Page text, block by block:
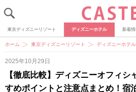
東京ディズニーリゾート ディズニーホテル 新着情
ホーム 東京ディズニーリゾート ディズニーホテル
2025年10月29日
【徹底比較】ディズニーオフィシ
すめポイントと注意点まとめ！宿